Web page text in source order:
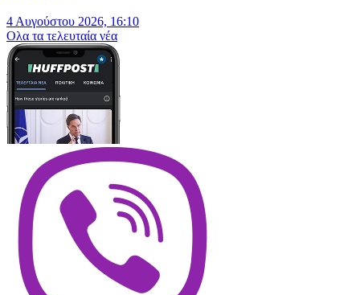
4 Αυγούστου 2026, 16:10
Oλα τα τελευταία νέα